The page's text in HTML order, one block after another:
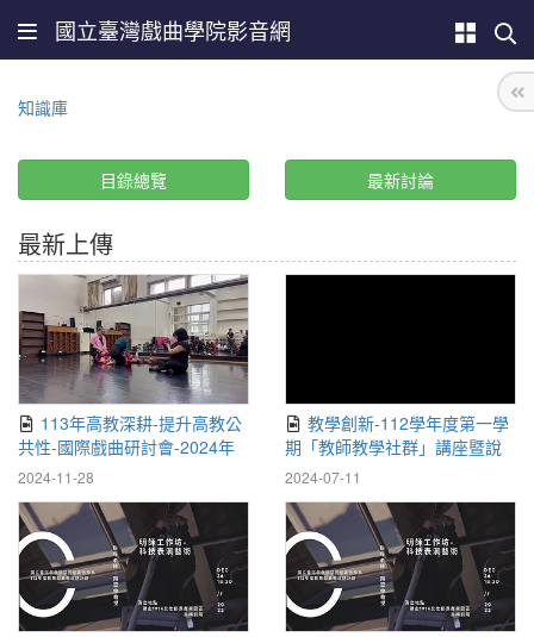
國立臺灣戲曲學院影音網
知識庫
目錄總覽 最新討論
最新上傳
113年高教深耕-提升高教公
共性-國際戲曲研討會-2024年
戲曲國際學術研討會暨跨文化
2024-11-28
教學創新-112學年度第一學
期「教師教學社群」講座暨說
明會
2024-07-11